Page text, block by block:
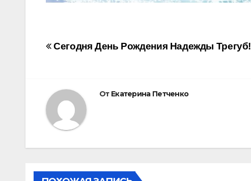
Навигация
записям
Сегодня День Рождения Надежды Трегуб!
От Екатерина Петченко